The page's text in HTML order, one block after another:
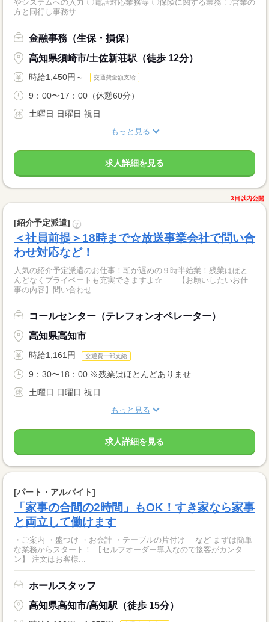
やシステムへの入力 〇電話対応業務等 〇保険に関する業務 〇営業の
方と同行し事務サ...
金融事務（生保・損保）
高知県須崎市/土佐新荘駅（徒歩 12分）
時給1,450円～ 交通費全額支給
9：00〜17：00（休憩60分）
土曜日 日曜日 祝日
もっと見る
求人詳細を見る
3日以内公開
[紹介予定派遣] ?
＜社員前提＞18時まで☆放送事業会社で問い合
わせ対応など！
人気の紹介予定派遣のお仕事！朝が遅めの９時半始業！残業はほと
んどなくプライベートも充実できますよ☆ 【お願いしたいお仕
事の内容】問い合わせ...
コールセンター（テレフォンオペレーター）
高知県高知市
時給1,161円 交通費一部支給
9：30〜18：00 ※残業はほとんどありませ...
土曜日 日曜日 祝日
もっと見る
求人詳細を見る
[パート・アルバイト]
「家事の合間の2時間」もOK！すき家なら家事
と両立して働けます
・ご案内 ・盛つけ ・お会計 ・テーブルの片付け など まずは簡単
な業務からスタート！ 【セルフオーダー導入なので接客がカンタ
ン】 注文はお客様...
ホールスタッフ
高知県高知市/高知駅（徒歩 15分）